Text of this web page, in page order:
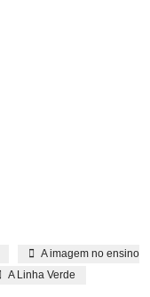
A imagem no ensino
A Linha Verde